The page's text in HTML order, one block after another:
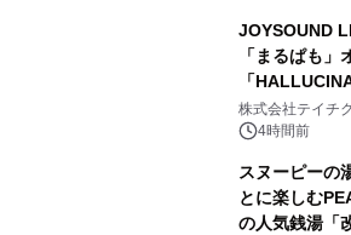
JOYSOUND
「まるぱも」
「
信リリース決
株式会社テイチ
4時間前
スヌーピーの
とに楽しむ
の人気銭湯「